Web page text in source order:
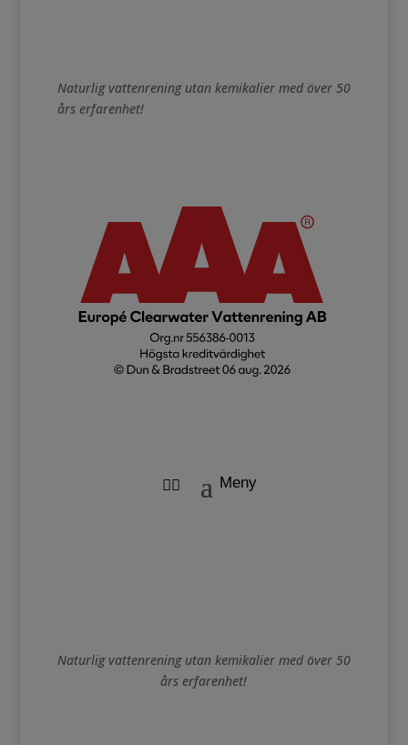
Naturlig vattenrening utan kemikalier med över 50
års erfarenhet!
Naturlig vattenrening utan kemikalier med över 50
års erfarenhet!